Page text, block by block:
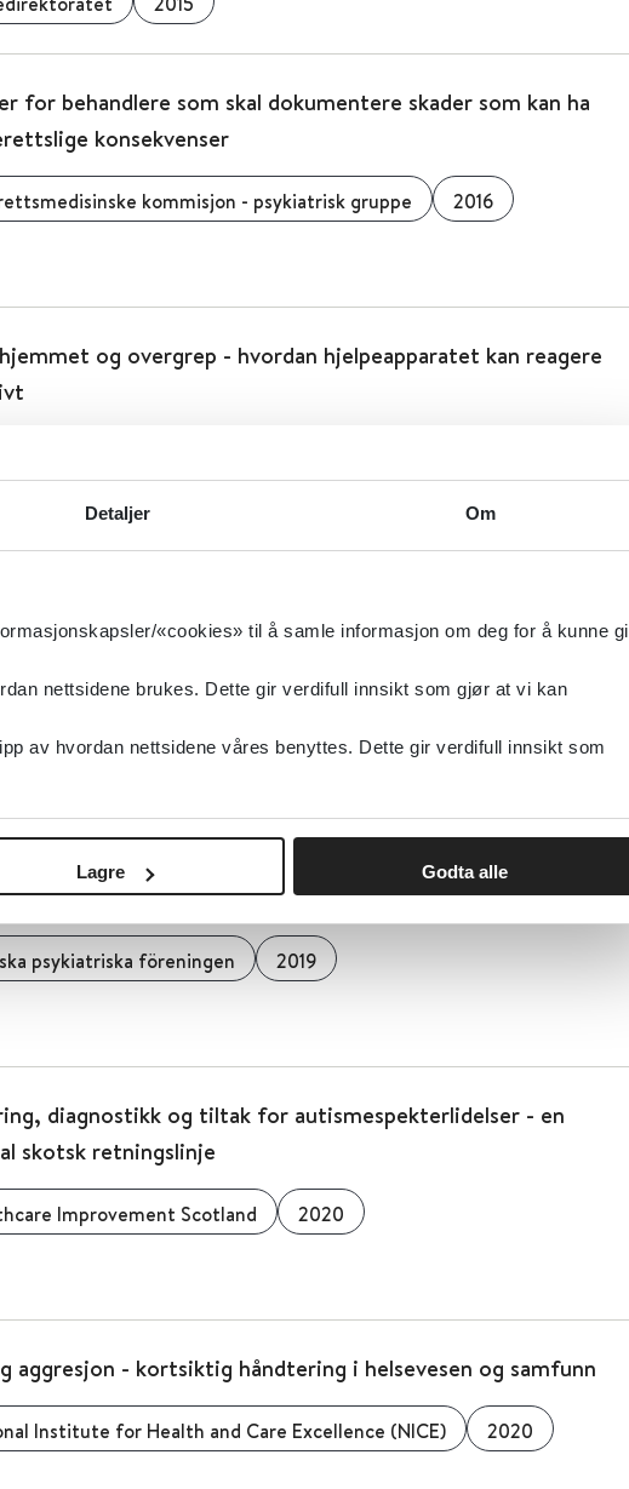
Detaljer Om
«cookies» til å samle informasjon om deg for å kunne gi
nettsidene brukes. Dette gir verdifull innsikt som gjør at vi kan
av hvordan nettsidene våres benyttes. Dette gir verdifull innsikt som
Lagre Godta alle
for behandlere som skal dokumentere skader som kan ha
konsekvenser
kommisjon - psykiatrisk gruppe 2016
og overgrep - hvordan hjelpeapparatet kan reagere
for oppfølging av personer med store og sammensatte
med intellektuell funksjonsnedsettelse i psykiatrien: kliniske
- svensk retningslinje
psykiatriska föreningen 2019
diagnostikk og tiltak for autismespekterlidelser - en
skotsk retningslinje
Improvement Scotland 2020
aggresjon - kortsiktig håndtering i helsevesen og samfunn
Institute for Health and Care Excellence (NICE) 2020